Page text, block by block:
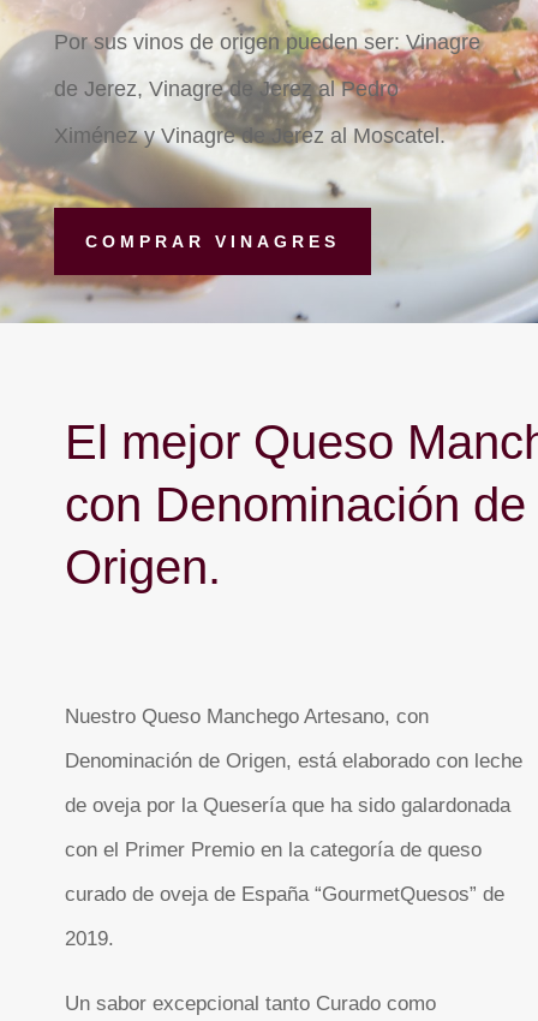
Por sus vinos de origen pueden ser: Vinagre
de Jerez, Vinagre de Jerez al Pedro
Ximénez y Vinagre de Jerez al Moscatel.
COMPRAR VINAGRES
El mejor Queso
con Denominación de
Origen.
Nuestro Queso Manchego Artesano, con
Denominación de Origen, está elaborado con leche
de oveja por la Quesería que ha sido galardonada
con el Primer Premio en la categoría de queso
curado de oveja de España “GourmetQuesos” de
2019.
Un sabor excepcional tanto Curado como